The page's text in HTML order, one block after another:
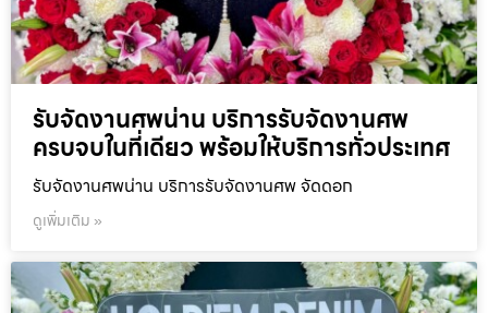
รับจัดงานศพน่าน บริการรับจัดงานศพ
ครบจบในที่เดียว พร้อมให้บริการทั่วประเทศ
รับจัดงานศพน่าน บริการรับจัดงานศพ จัดดอก
ดูเพิ่มเติม »